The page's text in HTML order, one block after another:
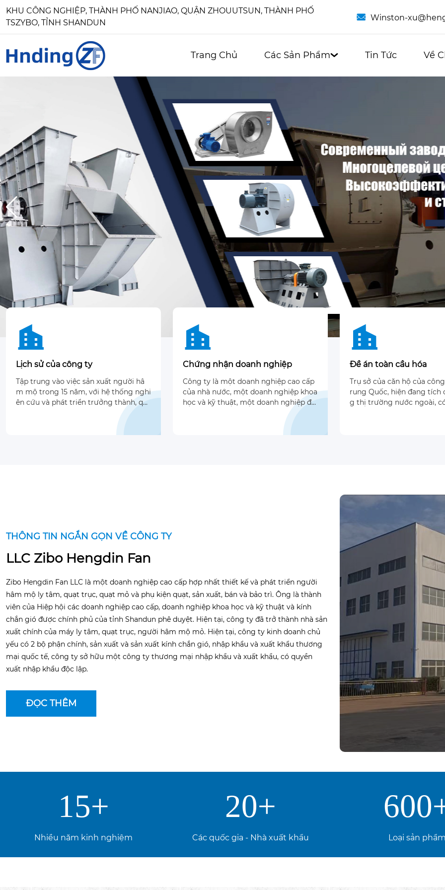
KHU CÔNG NGHIỆP, THÀNH PHỐ NANJIAO, QUẬN ZHOUUTSUN, THÀNH PHỐ
TSZYBO, TỈNH SHANDUN
 Winston-
Trang Chủ Các Sản Phẩm Tin Tức Về

Lịch sử của công ty
Tập trung vào việc sản xuất người hâ
m mộ trong 15 năm, với hệ thống nghi
ên cứu và phát triển trưởng thành, qu
y trình sản xuất hoàn hảo, giá thị trườ

Chứng nhận doanh nghiệp
Công ty là một doanh nghiệp cao cấp
của nhà nước, một doanh nghiệp khoa
học và kỹ thuật, một doanh nghiệp đư
ợc chứng nhận của Hệ thống quản lý c
hất lượng ISO9001, một doanh nghiệp
được chứng nhận của tiêu chuẩn chun

Đề án toàn cầu hóa
Trụ sở của căn hộ của
rung Quốc, hiện đang tích
g thị trường nước ngoài,
THÔNG TIN NGẮN GỌN VỀ CÔNG TY
LLC Zibo Hengdin Fan
Zibo Hengdin Fan LLC là một doanh nghiệp cao cấp hợp nhất thiết kế và phát triển người
hâm mộ ly tâm, quạt trục, quạt mỏ và phụ kiện quạt, sản xuất, bán và bảo trì. Ông là thành
viên của Hiệp hội các doanh nghiệp cao cấp, doanh nghiệp khoa học và kỹ thuật và kính
chắn gió được chính phủ của tỉnh Shandun phê duyệt. Hiện tại, công ty đã trở thành nhà sản
xuất chính của máy ly tâm, quạt trục, người hâm mộ mỏ. Hiện tại, công ty kinh doanh chủ
yếu có 2 bộ phận chính, sản xuất và sản xuất kính chắn gió, nhập khẩu và xuất khẩu thương
mại quốc tế, công ty sở hữu một công ty thương mại nhập khẩu và xuất khẩu, có quyền
xuất nhập khẩu độc lập.
ĐỌC THÊM
15+
Nhiều năm kinh nghiệm
20+
Các quốc gia - Nhà xuất khẩu
600
Loại sản